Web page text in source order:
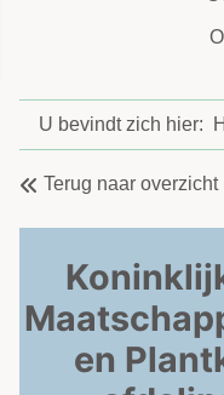
U bevindt zich hier:
Terug naar overzicht
en